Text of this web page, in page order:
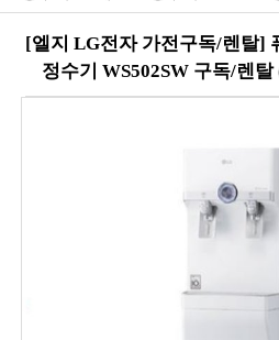
[엘지 LG전자 가전구독/렌탈]
정수기 WS502SW 구독/렌